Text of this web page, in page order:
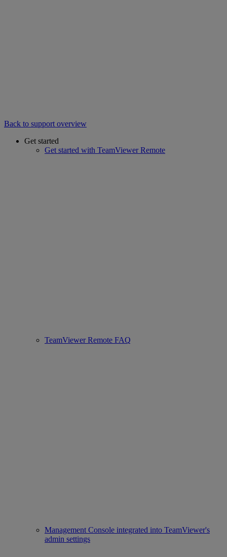
Back to support overview
Get started
Get started with TeamViewer Remote
TeamViewer Remote FAQ
Management Console integrated into TeamViewer's
admin settings